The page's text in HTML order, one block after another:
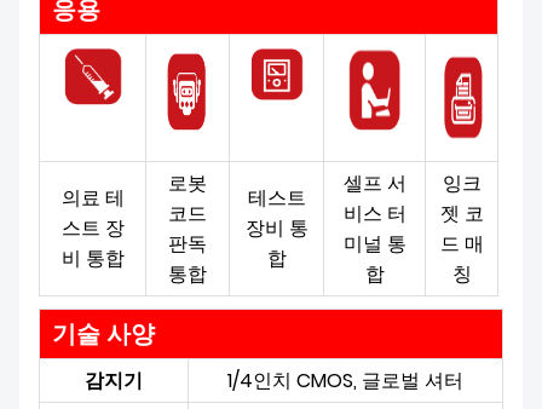
응용
의료 테
스트 장
비 통합
로봇
코드
판독
통합
테스트
장비 통
합
셀프 서
비스 터
미널 통
합
잉크
젯 코
드 매
칭
기술 사양
감지기
1/4인치 CMOS, 글로벌 셔터